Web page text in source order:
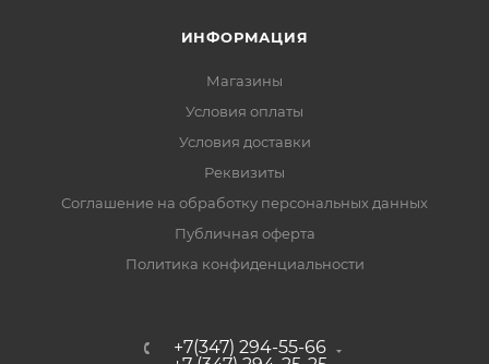
ИНФОРМАЦИЯ
Магазины
Условия оплаты
Условия доставки
Реквизиты
Соглашение на обработку персональных данных
Публичная оферта
Политика конфиденциальности
+7(347) 294-55-66